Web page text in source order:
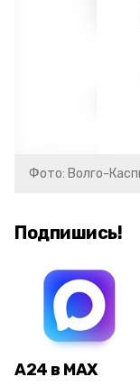
Фото: Волго-
Подпишись!
А24 в MAX